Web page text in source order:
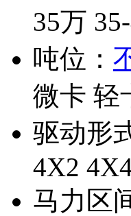
35万
吨位：
微卡 轻
驱动形
4X2
马力区